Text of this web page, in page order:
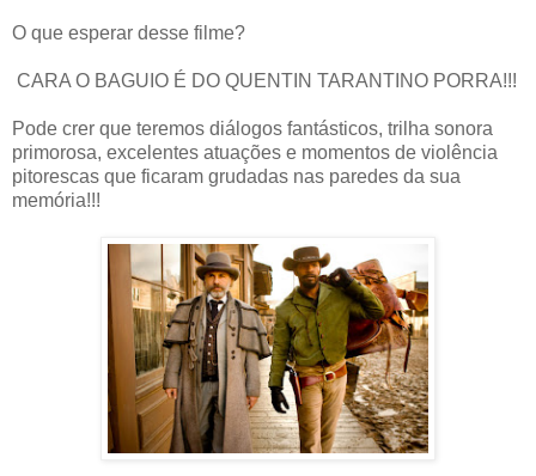
O que esperar desse filme?
CARA O BAGUIO É DO QUENTIN TARANTINO PORRA!!!
Pode crer que teremos diálogos fantásticos, trilha sonora
primorosa, excelentes atuações e momentos de violência
pitorescas que ficaram grudadas nas paredes da sua
memória!!!